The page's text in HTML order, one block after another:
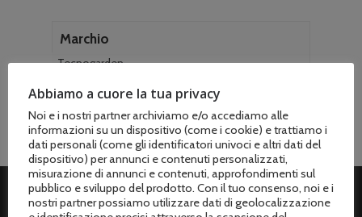
Marchio
Tecnogarden
Abbiamo a cuore la tua privacy
Noi e i nostri partner archiviamo e/o accediamo alle
informazioni su un dispositivo (come i cookie) e trattiamo i
dati personali (come gli identificatori univoci e altri dati del
dispositivo) per annunci e contenuti personalizzati,
misurazione di annunci e contenuti, approfondimenti sul
pubblico e sviluppo del prodotto. Con il tuo consenso, noi e i
nostri partner possiamo utilizzare dati di geolocalizzazione